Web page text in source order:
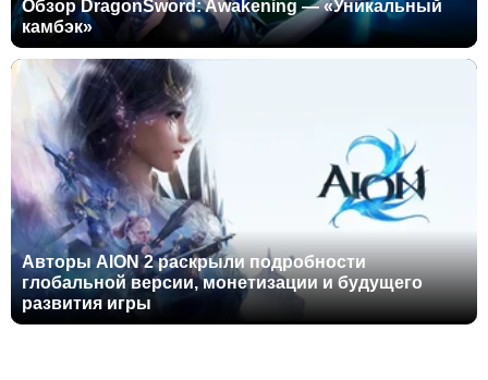
Обзор DragonSword: Awakening — «Уникальный
камбэк»
Авторы AION 2 раскрыли подробности
глобальной версии, монетизации и будущего
развития игры